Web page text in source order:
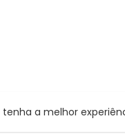
a melhor